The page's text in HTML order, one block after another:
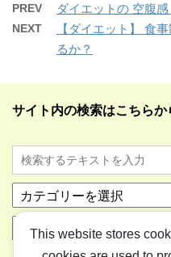
PREV ダイエットの 空腹
NEXT
【ダイエット】 食
るか？
サイト内の検索はこちらか
テ
ゴ
リ
ア
ー
This website stores